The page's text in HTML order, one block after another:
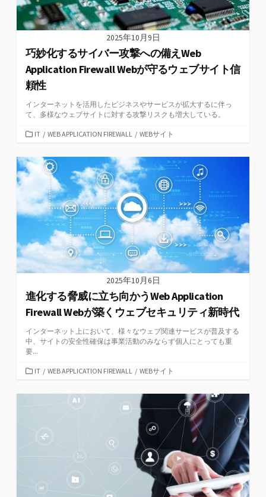
2025年10月9日
巧妙化するサイバー攻撃への備えWeb
Application Firewall Webが守るウェブサイト信
頼性
インターネットを活用したビジネスやサービスが拡大するに伴っ
て、多様なウェブサイトに対する攻撃リスクも増大している。
カ
ゴ
リ
IT / WEB APPLICATION FIREWALL / WEBサイト
2025年10月6日
進化する脅威に立ち向かうWeb Application
Firewall Webが築くウェブセキュリティ新時代
インターネット上において、様々なウェブ関連サービスが普及する
中、サイトの安全性確保は事業活動のみならず個人にとっても重
要...
カ
ゴ
IT / WEB APPLICATION FIREWALL / WEBサイト